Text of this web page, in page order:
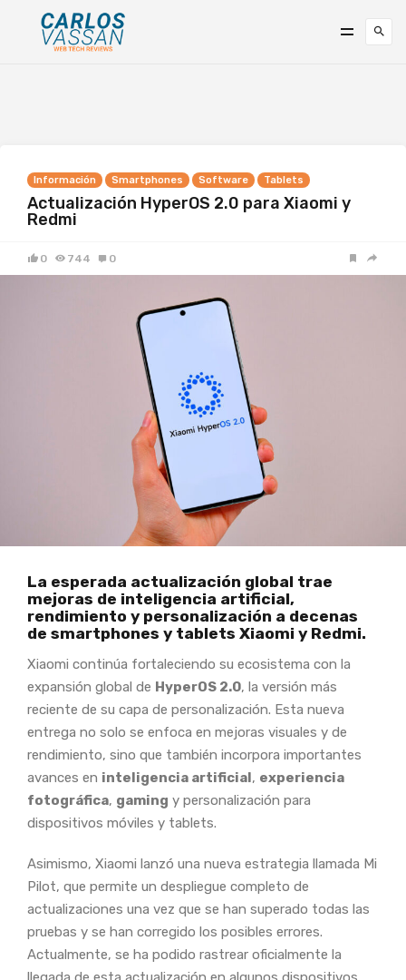
Información Smartphones Software Tablets
Actualización HyperOS 2.0 para Xiaomi y
Redmi
0 744 0
La esperada actualización global trae
mejoras de inteligencia artificial,
rendimiento y personalización a decenas
de smartphones y tablets Xiaomi y Redmi.
Xiaomi continúa fortaleciendo su ecosistema con la
expansión global de HyperOS 2.0, la versión más
reciente de su capa de personalización. Esta nueva
entrega no solo se enfoca en mejoras visuales y de
rendimiento, sino que también incorpora importantes
avances en inteligencia artificial, experiencia
fotográfica, gaming y personalización para
dispositivos móviles y tablets.
Asimismo, Xiaomi lanzó una nueva estrategia llamada Mi
Pilot, que permite un despliegue completo de
actualizaciones una vez que se han superado todas las
pruebas y se han corregido los posibles errores.
Actualmente, se ha podido rastrear oficialmente la